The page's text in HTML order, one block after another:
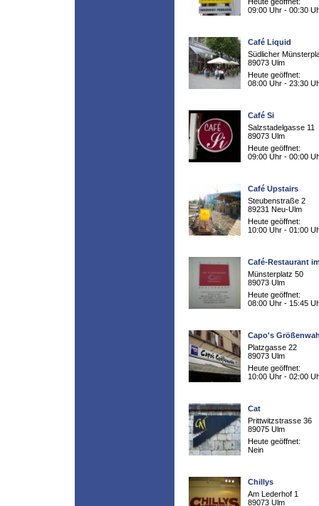
09:00 Uhr - 00:30
Café Liquid
Südlicher
89073 Ulm
Heute geöffnet:
08:00 Uhr - 23:30
Café Si
Salzstadelgasse 11
89073 Ulm
Heute geöffnet:
09:00 Uhr - 00:00
Café Upstairs
Steubenstraße 2
89231 Neu-Ulm
Heute geöffnet:
10:00 Uhr - 01:00
Café-Restaurant
Münsterplatz 50
89073 Ulm
Heute geöffnet:
08:00 Uhr - 15:45
Capo's
Platzgasse 22
89073 Ulm
Heute geöffnet:
10:00 Uhr - 02:00
Cat
Prittwitzstrasse 36
89075 Ulm
Heute geöffnet:
Nein
Chillys
Am Lederhof 1
89073 Ulm